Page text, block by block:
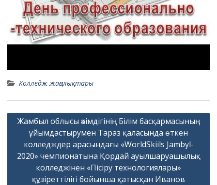
Колледж жаңалықтары
Навигация
записям
Жамбыл облысы әкімдігінің Білім басқармасының
ұйымдастырумен Тараз қаласында өткен
колледждер арасындағы «WorldSkiils Jambyl-
2020» чемпионатына Қордай ауылшаруашылық
колледжінен «Пісіру технологиялары»
құзіреттілігі бойынша қатысқан Иванов